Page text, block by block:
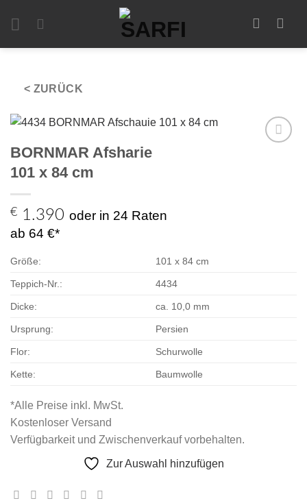
< ZURÜCK
BORNMAR Afsharie
101 x 84 cm
€ 1.390 oder in 24 Raten
ab 64 €*
Größe: 101 x 84 cm
Teppich-Nr.: 4434
Dicke: ca. 10,0 mm
Ursprung: Persien
Flor: Schurwolle
Kette: Baumwolle
*Alle Preise inkl. MwSt.
Kostenloser Versand
Verfügbarkeit und Zwischenverkauf vorbehalten.
Zur Auswahl hinzufügen